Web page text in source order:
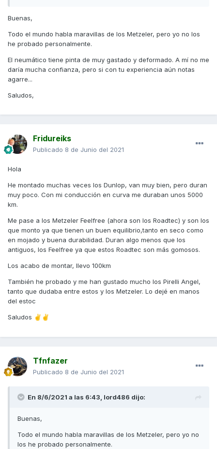
saludos.
Buenas,
Todo el mundo habla maravillas de los Metzeler, pero yo no los
he probado personalmente.
El neumático tiene pinta de muy gastado y deformado. A mí no me
daría mucha confianza, pero si con tu experiencia aún notas
agarre...
Saludos,
Fridureiks
Publicado 8 de Junio del 2021
Hola
He montado muchas veces los Dunlop, van muy bien, pero duran
muy poco. Con mi conducción en curva me duraban unos 5000
km.
Me pase a los Metzeler Feelfree (ahora son los Roadtec) y son los
que monto ya que tienen un buen equilibrio,tanto en seco como
en mojado y buena durabilidad. Duran algo menos que los
antiguos, los Feelfree ya que estos Roadtec son más gomosos.
Los acabo de montar, llevo 100km
También he probado y me han gustado mucho los Pirelli Angel,
tanto que dudaba entre estos y los Metzeler. Lo dejé en manos
del estoc
Saludos ✌️ ✌️
Tfnfazer
Publicado 8 de Junio del 2021
En 8/6/2021 a las 6:43, lord486 dijo:
Buenas,
Todo el mundo habla maravillas de los Metzeler, pero yo no
los he probado personalmente.